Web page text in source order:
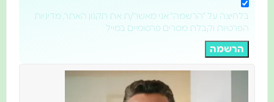
בלחיצה על "הרשמה" אני מאשר/ת את תקנון האתר, מדיניות
הפרטיות וקבלת מסרים פרסומיים במייל
הרשמה